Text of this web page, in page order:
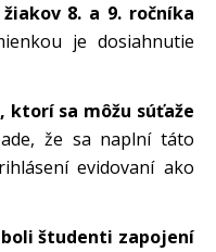
8. a 9. ročníka
je dosiahnutie
ktorí sa môžu súťaže
že sa naplní táto
evidovaní ako
študenti zapojení